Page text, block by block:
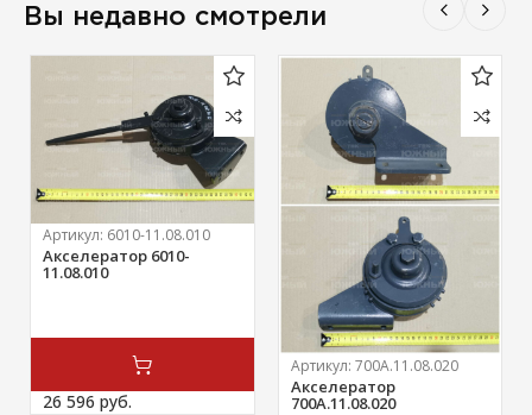
Вы недавно смотрели
Артикул: 6010-11.08.010
Акселератор 6010-
11.08.010
26 596 руб.
Артикул: 700А.11.08.020
Акселератор
700А.11.08.020